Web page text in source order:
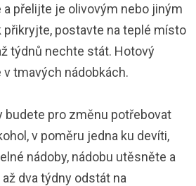
přelijte je olivovým nebo jiným
přikryjte, postavte na teplé místo
týdnů nechte stát. Hotový
tmavých nádobkách.
budete pro změnu potřebovat
v poměru jedna ku devíti,
nádoby, nádobu utěsněte a
dva týdny odstát na